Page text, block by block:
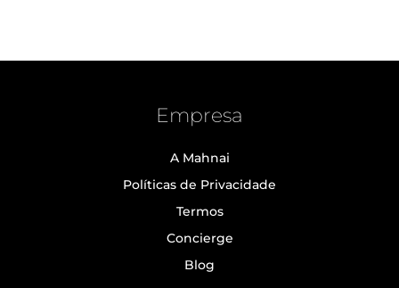
Empresa
A Mahnai
Políticas de Privacidade
Termos
Concierge
Blog